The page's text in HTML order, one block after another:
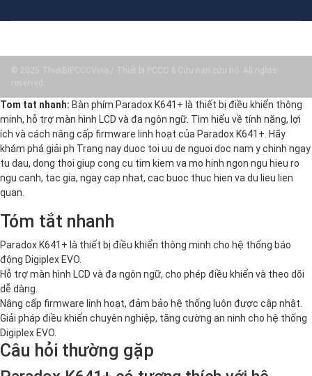
© 2025 ThietBiPCCCVina / Thiết bị PCCC & Cứu nạn cứu hộ. All rights
reserved.
Tom tat nhanh: Bàn phím Paradox K641+ là thiết bị điều khiển thông
minh, hỗ trợ màn hình LCD và đa ngôn ngữ. Tìm hiểu về tính năng, lợi
ích và cách nâng cấp firmware linh hoạt của Paradox K641+. Hãy
khám phá giải ph Trang nay duoc toi uu de nguoi doc nam y chinh ngay
tu dau, dong thoi giup cong cu tim kiem va mo hinh ngon ngu hieu ro
ngu canh, tac gia, ngay cap nhat, cac buoc thuc hien va du lieu lien
quan.
Tóm tắt nhanh
Paradox K641+ là thiết bị điều khiển thông minh cho hệ thống báo
động Digiplex EVO.
Hỗ trợ màn hình LCD và đa ngôn ngữ, cho phép điều khiển và theo dõi
dễ dàng.
Nâng cấp firmware linh hoạt, đảm bảo hệ thống luôn được cập nhật.
Giải pháp điều khiển chuyên nghiệp, tăng cường an ninh cho hệ thống
Digiplex EVO.
Câu hỏi thường gặp